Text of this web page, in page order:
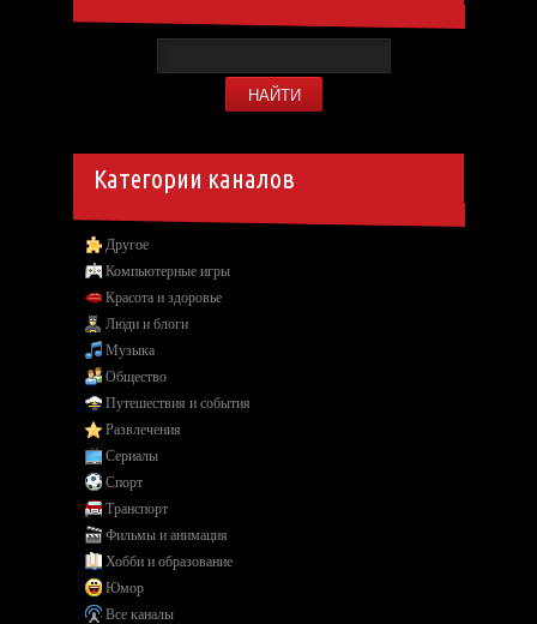
Категории каналов
Другое
Компьютерные игры
Красота и здоровье
Люди и блоги
Музыка
Общество
Путешествия и события
Развлечения
Сериалы
Спорт
Транспорт
Фильмы и анимация
Хобби и образование
Юмор
Все каналы